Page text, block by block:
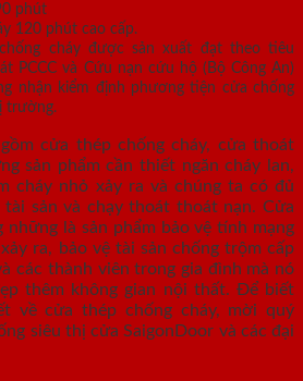
phút
120 phút cao cấp.
cháy được sản xuất đạt theo tiêu
PCCC và Cứu nạn cứu hộ (Bộ Công An)
nhận kiểm định phương tiện cửa chống
trường.
cửa thép chống cháy, cửa thoát
sản phẩm cần thiết ngăn cháy lan,
cháy nhỏ xảy ra và chúng ta có đủ
sản và chạy thoát thoát nạn. Cửa
những là sản phẩm bảo vệ tính mạng
ra, bảo vệ tài sản chống trộm cấp
các thành viên trong gia đình mà nó
thêm không gian nội thất. Để biết
về cửa thép chống cháy, mời quý
siêu thị cửa SaigonDoor và các đại